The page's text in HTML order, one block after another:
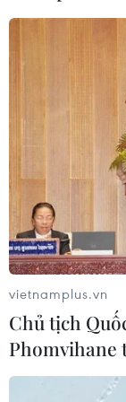
Phó Tổng Biên
Sở hữu trí tuệ
RSS
Ngôn ngữ
Dịch vụ tin
Liên hệ
Giấy phép số:
cấp ngày 11/9/
Quảng cáo: Phó
vietnamplus.vn
Chủ tịch
Phomvihane